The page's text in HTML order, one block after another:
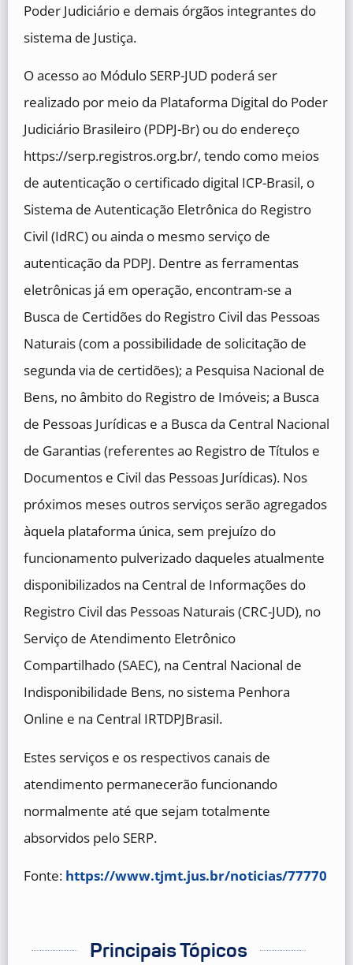
Poder Judiciário e demais órgãos integrantes do
sistema de Justiça.
O acesso ao Módulo SERP-JUD poderá ser
realizado por meio da Plataforma Digital do Poder
Judiciário Brasileiro (PDPJ-Br) ou do endereço
https://serp.registros.org.br/, tendo como meios
de autenticação o certificado digital ICP-Brasil, o
Sistema de Autenticação Eletrônica do Registro
Civil (IdRC) ou ainda o mesmo serviço de
autenticação da PDPJ. Dentre as ferramentas
eletrônicas já em operação, encontram-se a
Busca de Certidões do Registro Civil das Pessoas
Naturais (com a possibilidade de solicitação de
segunda via de certidões); a Pesquisa Nacional de
Bens, no âmbito do Registro de Imóveis; a Busca
de Pessoas Jurídicas e a Busca da Central Nacional
de Garantias (referentes ao Registro de Títulos e
Documentos e Civil das Pessoas Jurídicas). Nos
próximos meses outros serviços serão agregados
àquela plataforma única, sem prejuízo do
funcionamento pulverizado daqueles atualmente
disponibilizados na Central de Informações do
Registro Civil das Pessoas Naturais (CRC-JUD), no
Serviço de Atendimento Eletrônico
Compartilhado (SAEC), na Central Nacional de
Indisponibilidade Bens, no sistema Penhora
Online e na Central IRTDPJBrasil.
Estes serviços e os respectivos canais de
atendimento permanecerão funcionando
normalmente até que sejam totalmente
absorvidos pelo SERP.
Fonte: https://www.tjmt.jus.br/noticias/77770
Principais Tópicos